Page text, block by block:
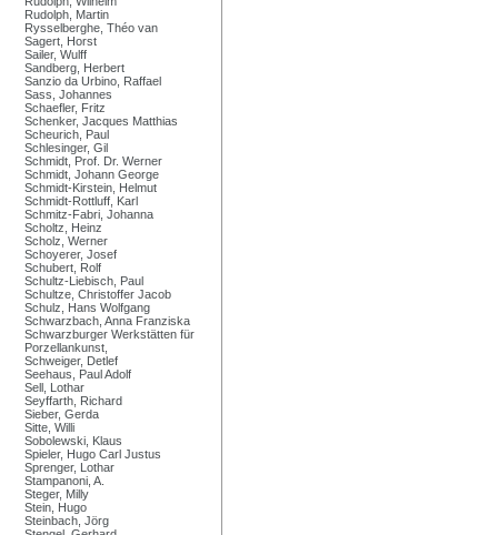
Rudolph, Martin
Rysselberghe, Théo van
Sagert, Horst
Sailer, Wulff
Sandberg, Herbert
Sanzio da Urbino, Raffael
Sass, Johannes
Schaefler, Fritz
Schenker, Jacques Matthias
Scheurich, Paul
Schlesinger, Gil
Schmidt, Prof. Dr. Werner
Schmidt, Johann George
Schmidt-Kirstein, Helmut
Schmidt-Rottluff, Karl
Schmitz-Fabri, Johanna
Scholtz, Heinz
Scholz, Werner
Schoyerer, Josef
Schubert, Rolf
Schultz-Liebisch, Paul
Schultze, Christoffer Jacob
Schulz, Hans Wolfgang
Schwarzbach, Anna Franziska
Schwarzburger Werkstätten für
Porzellankunst,
Schweiger, Detlef
Seehaus, Paul Adolf
Sell, Lothar
Seyffarth, Richard
Sieber, Gerda
Sitte, Willi
Sobolewski, Klaus
Spieler, Hugo Carl Justus
Sprenger, Lothar
Stampanoni, A.
Steger, Milly
Stein, Hugo
Steinbach, Jörg